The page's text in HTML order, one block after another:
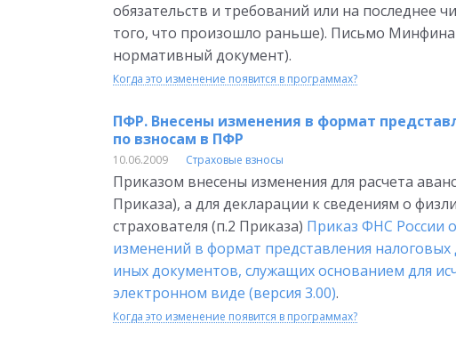
обязательств и требований или на последнее
того, что произошло раньше). Письмо Минфина
нормативный документ).
Когда это изменение появится в программах?
ПФР. Внесены изменения в формат
по взносам в ПФР
10.06.2009 Страховые взносы
Приказом внесены изменения для расчета
Приказа), а для декларации к сведениям о
страхователя (п.2 Приказа) Приказ ФНС России
изменений в формат представления налоговых
иных документов, служащих основанием для
электронном виде (версия 3.00).
Когда это изменение появится в программах?